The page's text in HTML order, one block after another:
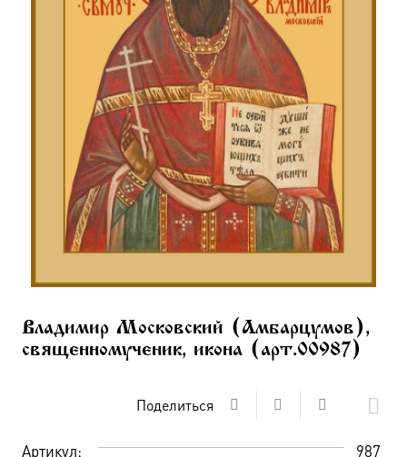
Владимир Московский (Амбарцумов),
священномученик, икона (арт.00987)
Поделиться
Артикул: 987